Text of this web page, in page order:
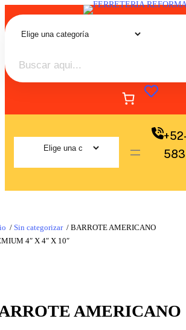
/ Sin categorizar / BARROTE AMERICANO
4″ X 4″ X 10″
AMERICANO